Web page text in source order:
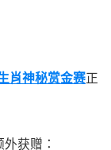
肖神秘赏金赛正
外获赠：